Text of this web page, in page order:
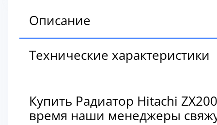
Описание
Технические характеристики
Купить Радиатор Hitachi
время наши менеджеры